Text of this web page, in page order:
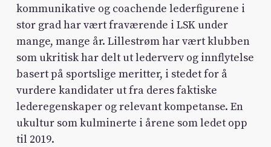
kommunikative og coachende lederfigurene i
stor grad har vært fraværende i LSK under
mange, mange år. Lillestrøm har vært klubben
som ukritisk har delt ut lederverv og innflytelse
basert på sportslige meritter, i stedet for å
vurdere kandidater ut fra deres faktiske
lederegenskaper og relevant kompetanse. En
ukultur som kulminerte i årene som ledet opp
til 2019.